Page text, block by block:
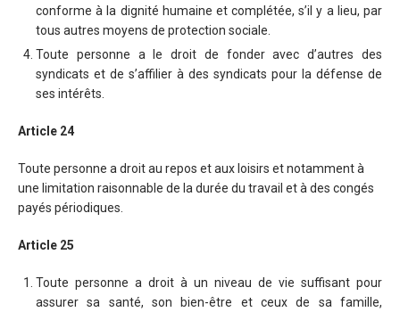
conforme à la dignité humaine et complétée, s’il y a lieu, par
tous autres moyens de protection sociale.
Toute personne a le droit de fonder avec d’autres des
syndicats et de s’affilier à des syndicats pour la défense de
ses intérêts.
Article 24
Toute personne a droit au repos et aux loisirs et notamment à
une limitation raisonnable de la durée du travail et à des congés
payés périodiques.
Article 25
Toute personne a droit à un niveau de vie suffisant pour
assurer sa santé, son bien-être et ceux de sa famille,